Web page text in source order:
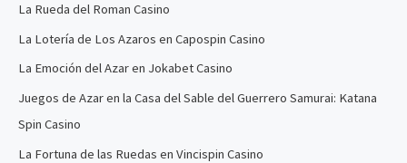
La Rueda del Roman Casino
La Lotería de Los Azaros en Capospin Casino
La Emoción del Azar en Jokabet Casino
Juegos de Azar en la Casa del Sable del Guerrero Samurai: Katana
Spin Casino
La Fortuna de las Ruedas en Vincispin Casino